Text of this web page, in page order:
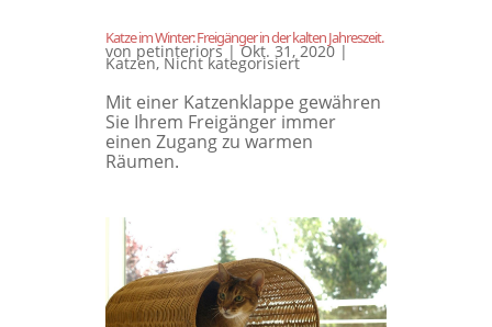
Katze im Winter: Freigänger in der kalten Jahreszeit.
von petinteriors|Okt. 31, 2020 |
Katzen,Nicht kategorisiert
Mit einer Katzenklappe gewähren
Sie Ihrem Freigänger immer
einen Zugang zu warmen
Räumen.